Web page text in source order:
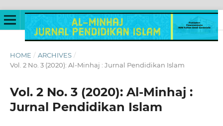
HOME / ARCHIVES /
Vol. 2 No. 3 (2020): Al-Minhaj : Jurnal Pendidikan Islam
Vol. 2 No. 3 (2020): Al-Minhaj :
Jurnal Pendidikan Islam